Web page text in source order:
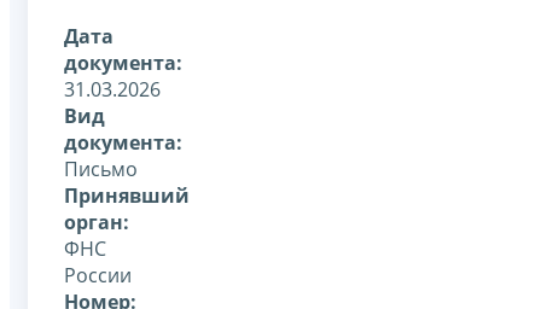
Дата
документа:
31.03.2026
Вид
документа:
Письмо
Принявший
орган:
ФНС
России
Номер: